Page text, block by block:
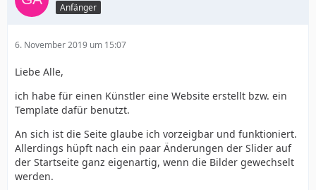
Anfänger
6. November 2019 um 15:07
Liebe Alle,
ich habe für einen Künstler eine Website erstellt bzw. ein
Template dafür benutzt.
An sich ist die Seite glaube ich vorzeigbar und funktioniert.
Allerdings hüpft nach ein paar Änderungen der Slider auf
der Startseite ganz eigenartig, wenn die Bilder gewechselt
werden.